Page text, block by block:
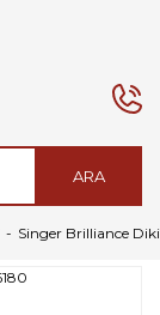
ARA
Singer Brilliance